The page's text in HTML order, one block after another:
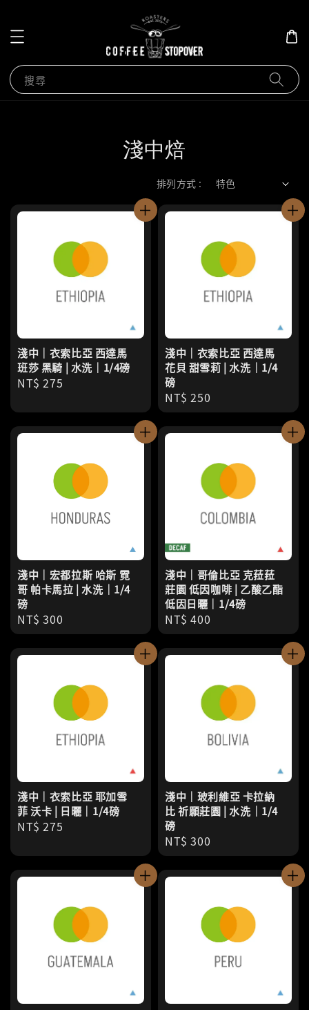
搜尋
淺中焙
排列方式 :
淺中｜衣索比亞 西達馬
班莎 黑騎 | 水洗｜1/4磅
Regular
NT$ 275
淺中｜衣索比亞 西達馬
花貝 甜雪莉 | 水洗｜1/4
磅
Regular
price
NT$ 250
淺中｜宏都拉斯 哈斯 霓
哥 帕卡馬拉 | 水洗｜1/4
磅
Regular
price
NT$ 300
淺中｜哥倫比亞 克菈菈
莊園 低因咖啡 | 乙酸乙酯
低因日曬｜1/4磅
Regular
price
NT$ 400
淺中｜衣索比亞 耶加雪
菲 沃卡 | 日曬｜1/4磅
Regular
NT$ 275
淺中｜玻利維亞 卡拉納
比 祈願莊園 | 水洗｜1/4
磅
Regular
price
NT$ 300